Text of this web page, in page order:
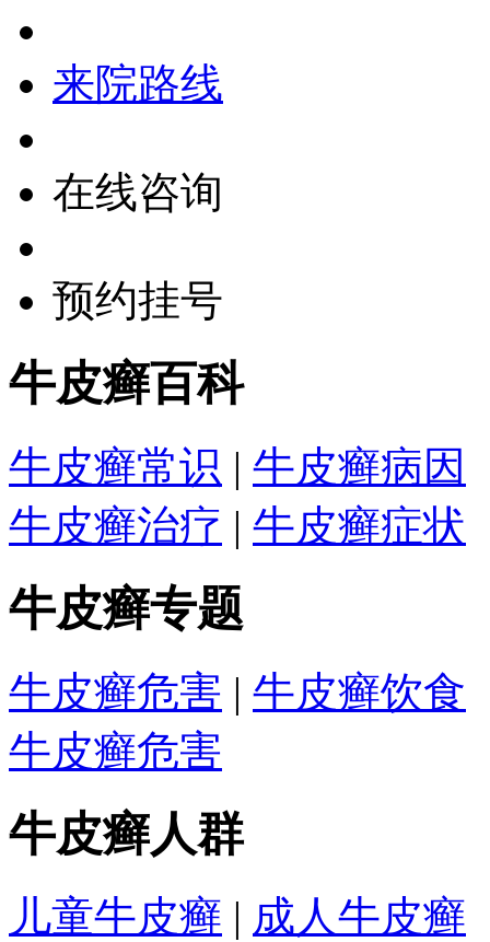
来院路线
在线咨询
预约挂号
牛皮癣百科
牛皮癣常识 | 牛皮癣病因
牛皮癣治疗 | 牛皮癣症状
牛皮癣专题
牛皮癣危害 | 牛皮癣饮食
牛皮癣危害
牛皮癣人群
儿童牛皮癣 | 成人牛皮癣